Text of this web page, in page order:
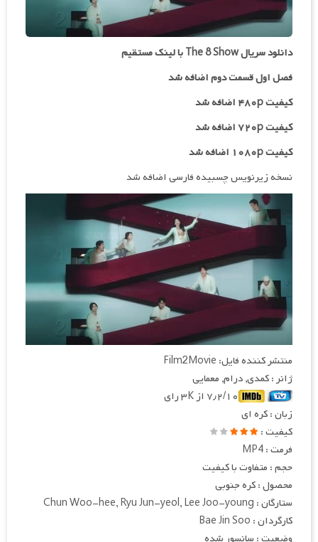
دانلود سریال The 8 Show با لینک مستقیم
فصل اول قسمت دوم اضافه شد
کیفیت ۴۸۰p اضافه شد
کیفیت ۷۲۰p
اضافه شد
کیفیت ۱۰۸۰p اضافه شد
نسخه زیرنویس چسبیده فارسی اضافه شد
منتشر کننده فایل: Film2Movie
ژانر : کمدی, درام, معمایی
۷٫۲/۱۰ از ۳K رای
زبان : کره ای
کیفیت :
فرمت : MP4
حجم : متفاوت با کیفیت
محصول : کره جنوبی
ستارگان : Chun Woo-hee, Ryu Jun-yeol, Lee Joo-young
کارگردان : Bae Jin Soo
وضعیت : سانسور شده